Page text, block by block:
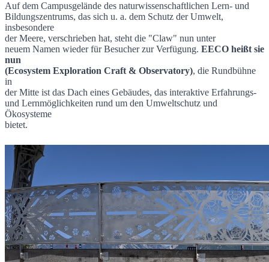
Auf dem Campusgelände des naturwissenschaftlichen Lern- und
Bildungszentrums, das sich u. a. dem Schutz der Umwelt,
insbesondere
der Meere, verschrieben hat, steht die "Claw" nun unter
neuem Namen wieder für Besucher zur Verfügung. EECO heißt sie
nun
(Ecosystem Exploration Craft & Observatory), die Rundbühne
in
der Mitte ist das Dach eines Gebäudes, das interaktive Erfahrungs-
und Lernmöglichkeiten rund um den Umweltschutz und
Ökosysteme
bietet.